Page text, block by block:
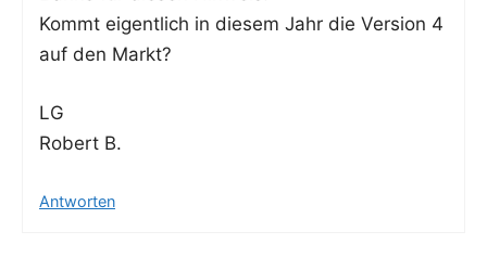
Kommt eigent­lich in die­sem Jahr die Ver­si­on 4
auf den Markt?
LG
Robert B.
Antworten